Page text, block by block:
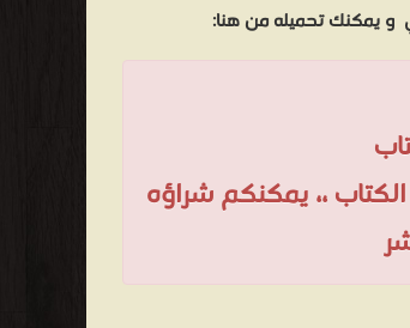
و يمكنك تحميله من هنا:
،، يمكنكم شراؤه